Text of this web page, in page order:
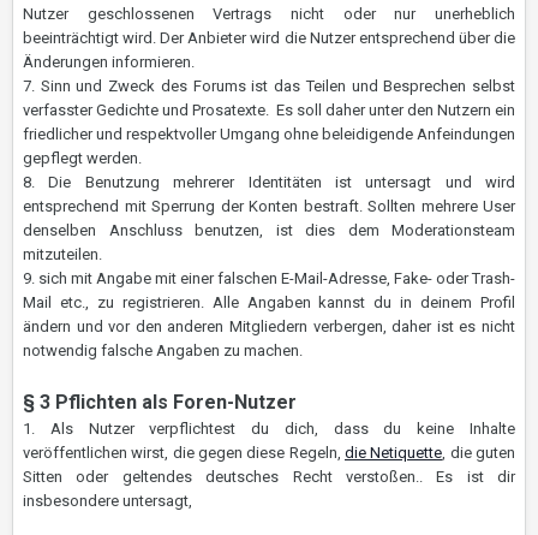
Nutzer geschlossenen Vertrags nicht oder nur unerheblich
beeinträchtigt wird. Der Anbieter wird die Nutzer entsprechend über die
Änderungen informieren.
7. Sinn und Zweck des Forums ist das Teilen und Besprechen selbst
verfasster Gedichte und Prosatexte. Es soll daher unter den Nutzern ein
friedlicher und respektvoller Umgang ohne beleidigende Anfeindungen
gepflegt werden.
8. Die Benutzung mehrerer Identitäten ist untersagt und wird
entsprechend mit Sperrung der Konten bestraft. Sollten mehrere User
denselben Anschluss benutzen, ist dies dem Moderationsteam
mitzuteilen.
9. sich mit Angabe mit einer falschen E-Mail-Adresse, Fake- oder Trash-
Mail etc., zu registrieren.Alle Angaben kannst du in deinem Profil
ändern und vor den anderen Mitgliedern verbergen, daher ist es nicht
notwendig falsche Angaben zu machen.
§ 3 Pflichten als Foren-Nutzer
1. Als Nutzer verpflichtest du dich, dass du keine Inhalte
veröffentlichen wirst, die gegen diese Regeln, die Netiquette, die guten
Sitten oder geltendes deutsches Recht verstoßen.. Es ist dir
insbesondere untersagt,